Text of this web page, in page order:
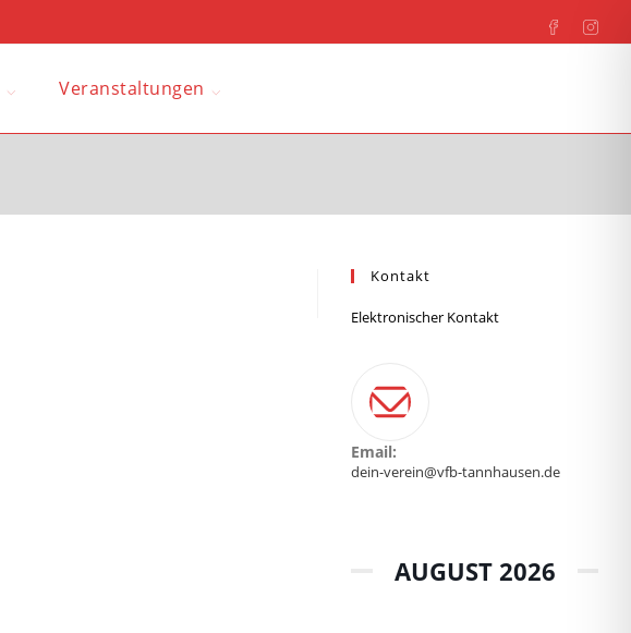
Veranstaltungen
Kontakt
Elektronischer Kontakt
Email:
dein-verein@vfb-tannhausen.de
AUGUST 2026